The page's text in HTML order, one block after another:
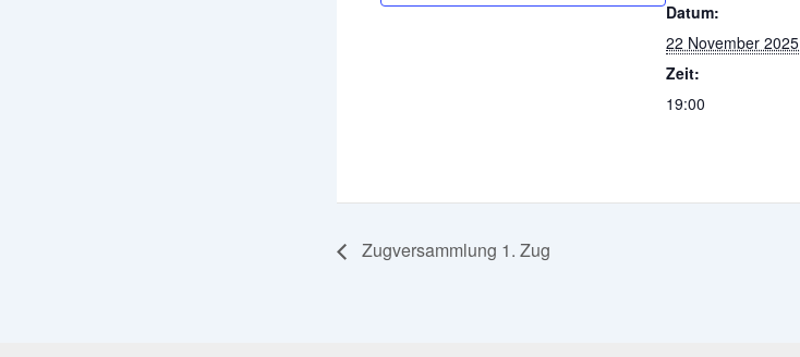
Datum:
22 November 2025
Zeit:
19:00
Zugversammlung 1. Zug